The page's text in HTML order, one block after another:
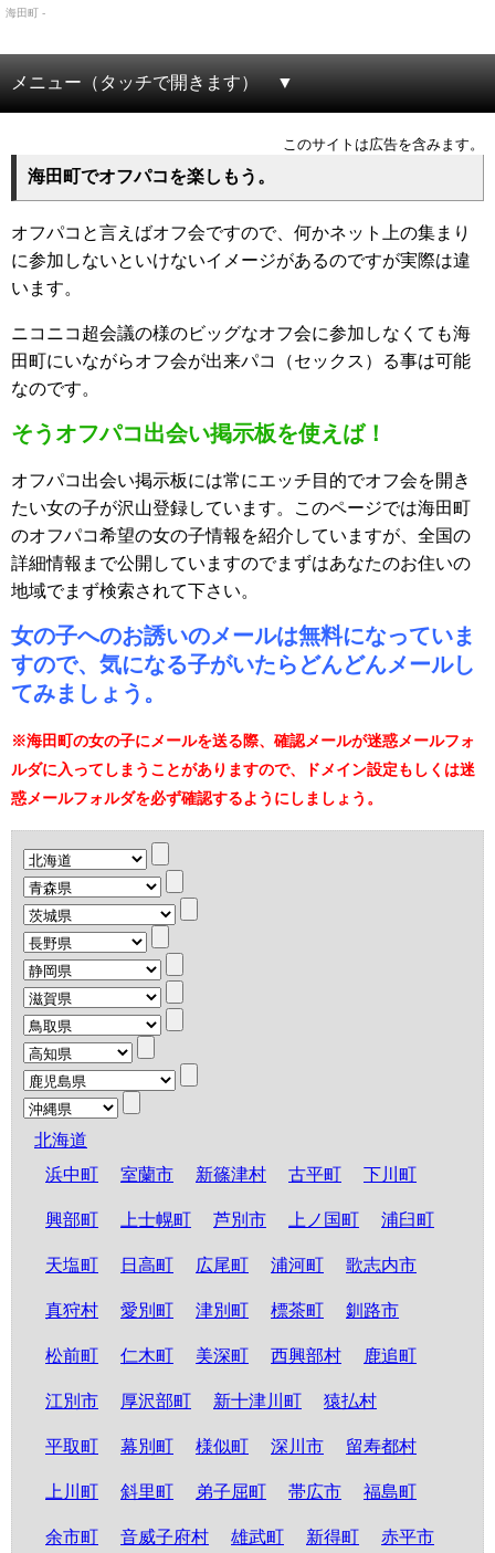
海田町 -
メニュー（タッチで開きます）
このサイトは広告を含みます。
海田町でオフパコを楽しもう。
オフパコと言えばオフ会ですので、何かネット上の集まり
に参加しないといけないイメージがあるのですが実際は違
います。
ニコニコ超会議の様のビッグなオフ会に参加しなくても海
田町にいながらオフ会が出来パコ（セックス）る事は可能
なのです。
そうオフパコ出会い掲示板を使えば！
オフパコ出会い掲示板には常にエッチ目的でオフ会を開き
たい女の子が沢山登録しています。このページでは海田町
のオフパコ希望の女の子情報を紹介していますが、全国の
詳細情報まで公開していますのでまずはあなたのお住いの
地域でまず検索されて下さい。
女の子へのお誘いのメールは無料になっていま
すので、気になる子がいたらどんどんメールし
てみましょう。
※海田町の女の子にメールを送る際、確認メールが迷惑メールフォ
ルダに入ってしまうことがありますので、ドメイン設定もしくは迷
惑メールフォルダを必ず確認するようにしましょう。
北海道
浜中町
室蘭市 新篠津村 古平町 下川町
興部町 上士幌町 芦別市 上ノ国町 浦臼町
天塩町 日高町 広尾町 浦河町 歌志内市
真狩村 愛別町 津別町 標茶町 釧路市
松前町 仁木町 美深町 西興部村 鹿追町
江別市 厚沢部町 新十津川町 猿払村
平取町 幕別町 様似町 深川市 留寿都村
上川町 斜里町 弟子屈町 帯広市 福島町
余市町 音威子府村 雄武町 新得町 赤平市